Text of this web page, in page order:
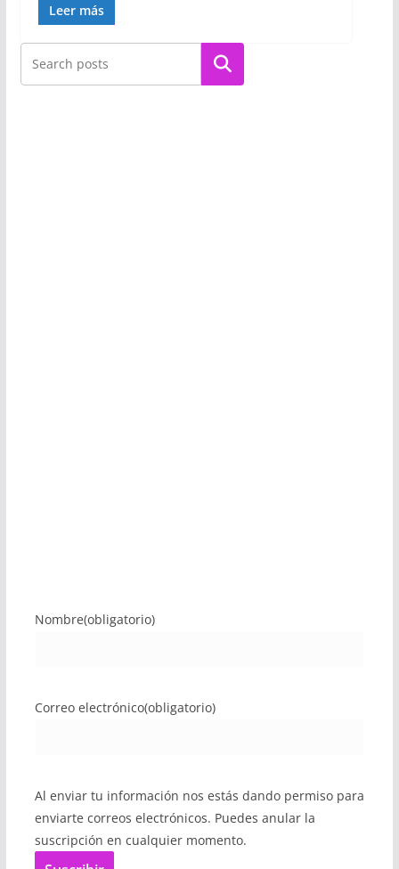
Leer más
Buscar
Nombre(obligatorio)
Correo electrónico(obligatorio)
Al enviar tu información nos estás dando permiso para
enviarte correos electrónicos. Puedes anular la
suscripción en cualquier momento.